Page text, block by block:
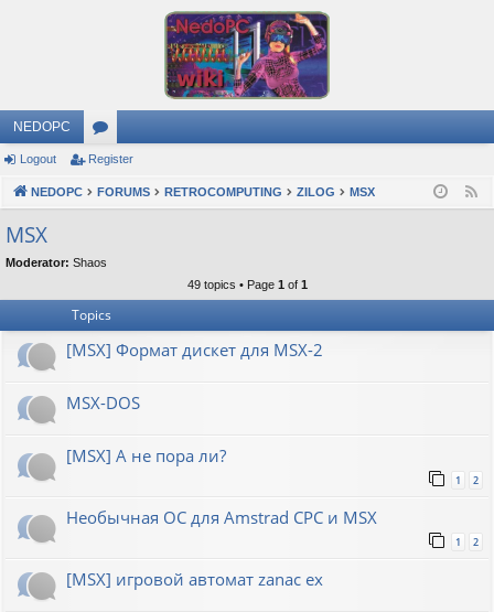
NEDOPC
or
u
s
Logout Register
NEDOPC FORUMS RETROCOMPUTING ZILOG MSX
MSX
Moderator: Shaos
49 topics • Page 1 of 1
Topics
[MSX] Формат дискет для MSX-2
MSX-DOS
[MSX] А не пора ли?
1 2
Необычная ОС для Amstrad CPC и MSX
1 2
[MSX] игровой автомат zanac ex